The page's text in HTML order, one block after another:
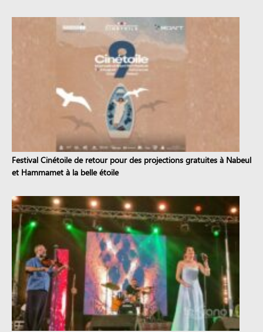
Festival Cinétoile de retour pour des projections gratuites à Nabeul
et Hammamet à la belle étoile